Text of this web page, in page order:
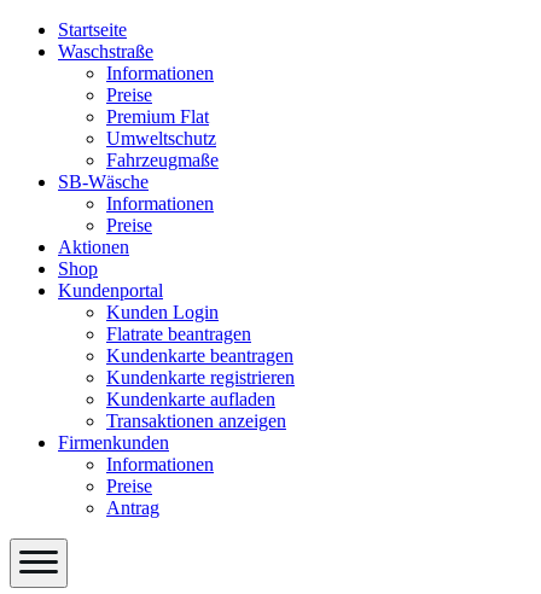
Startseite
Waschstraße
Informationen
Preise
Premium Flat
Umweltschutz
Fahrzeugmaße
SB-Wäsche
Informationen
Preise
Aktionen
Shop
Kundenportal
Kunden Login
Flatrate beantragen
Kundenkarte beantragen
Kundenkarte registrieren
Kundenkarte aufladen
Transaktionen anzeigen
Firmenkunden
Informationen
Preise
Antrag